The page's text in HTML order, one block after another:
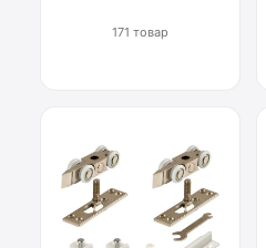
171 товар